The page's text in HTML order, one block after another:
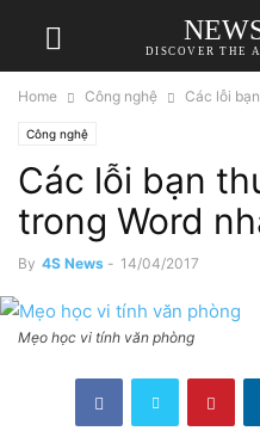
DISCOVER THE
Home Công nghệ Các lỗi
Công nghệ
Các lỗi bạn
trong Word
By 4S News - 14/04/2017
Mẹo học vi tính văn phòng